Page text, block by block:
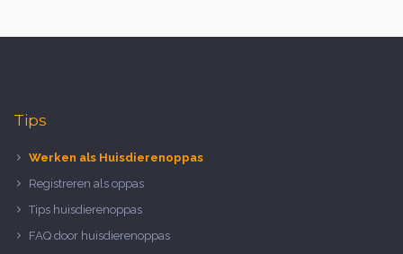
Tips
Werken als Huisdierenoppas
Registreren als oppas
Tips huisdierenoppas
FAQ door huisdierenoppas